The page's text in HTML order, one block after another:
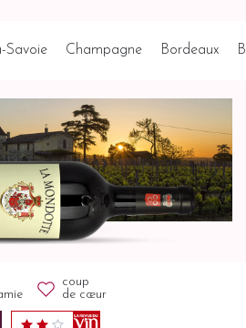
Savoie Champagne Bordeaux
coup
de cœur